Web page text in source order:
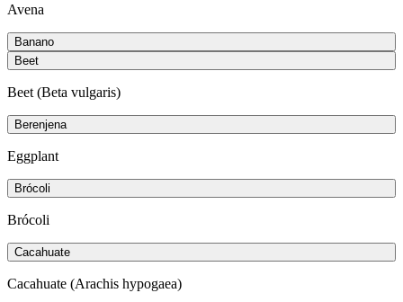
Avena
Banano
Beet
Beet (Beta vulgaris)
Berenjena
Eggplant
Brócoli
Brócoli
Cacahuate
Cacahuate (Arachis hypogaea)